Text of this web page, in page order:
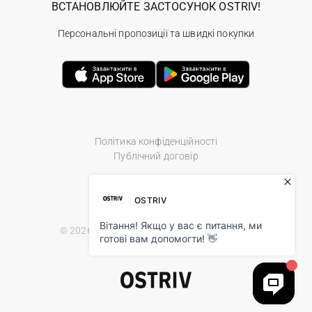
Політика конфіденційності
Публічний договір
© 2026 Ostriv.ua Store. All Rights Reserved.
ВСТАНОВЛЮЙТЕ ЗАСТОСУНОК OSTRIV!
Персональні пропозиції та швидкі покупки